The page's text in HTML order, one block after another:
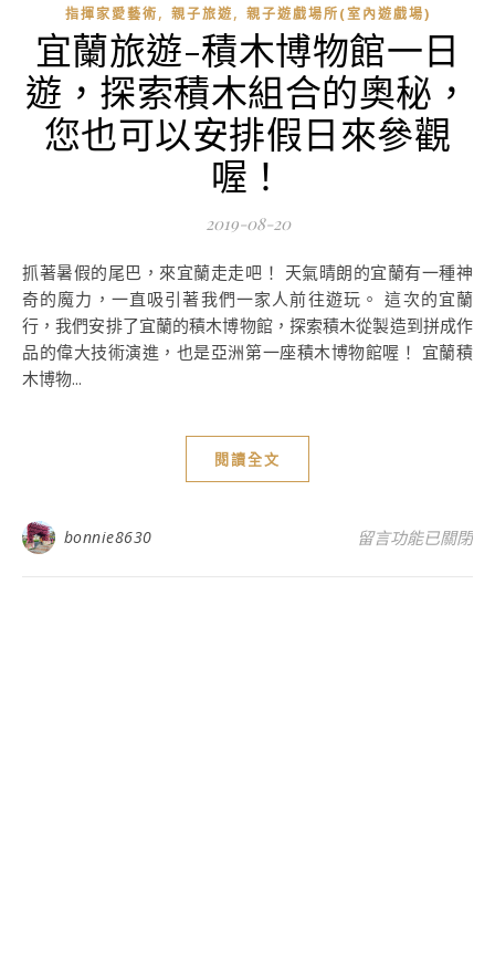
指揮家愛藝術, 親子旅遊, 親子遊戲場所(室內遊戲場)
宜蘭旅遊-積木博物館一日
遊，探索積木組合的奧秘，
您也可以安排假日來參觀
喔！
2019-08-20
抓著暑假的尾巴，來宜蘭走走吧！ 天氣晴朗的宜蘭有一種神
奇的魔力，一直吸引著我們一家人前往遊玩。 這次的宜蘭
行，我們安排了宜蘭的積木博物館，探索積木從製造到拼成作
品的偉大技術演進，也是亞洲第一座積木博物館喔！ 宜蘭積
木博物...
閱讀全文
bonnie8630 在〈宜蘭旅遊-積
留言功能已關閉